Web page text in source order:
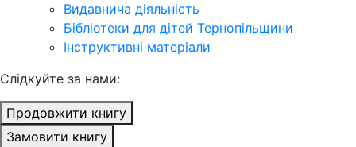
Видавнича діяльність
Бібліотеки для дітей Тернопільщини
Інструктивні матеріали
Cлідкуйте за нами:
Продовжити книгу
Замовити книгу